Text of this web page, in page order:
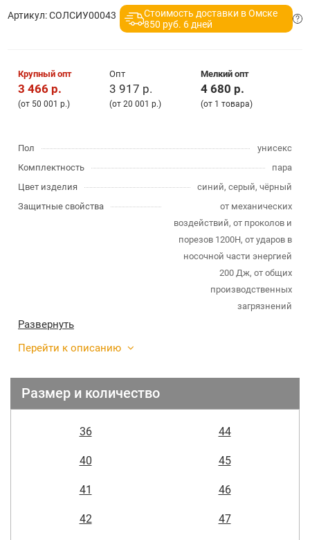
Артикул:СОЛСИУ00043
Стоимость доставки в Омске
850 руб. 6 дней
Крупный опт
3 466 р.
(от 50 001 р.)
Опт
3 917 р.
(от 20 001 р.)
Мелкий опт
4 680 р.
(от 1 товара)
Пол
унисекс
Комплектность
пара
Цвет изделия
синий, серый, чёрный
Защитные свойства
от механических
воздействий, от проколов и
порезов 1200Н, от ударов в
носочной части энергией
200 Дж, от общих
производственных
загрязнений
Развернуть
Перейти к описанию
Размер и количество
36
40
41
42
44
45
46
47